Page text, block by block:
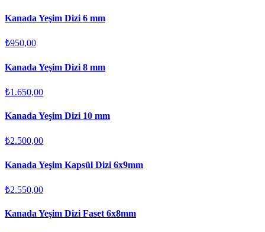
Kanada Yeşim Dizi 6 mm
₺950,00
Kanada Yeşim Dizi 8 mm
₺1.650,00
Kanada Yeşim Dizi 10 mm
₺2.500,00
Kanada Yeşim Kapsül Dizi 6x9mm
₺2.550,00
Kanada Yeşim Dizi Faset 6x8mm